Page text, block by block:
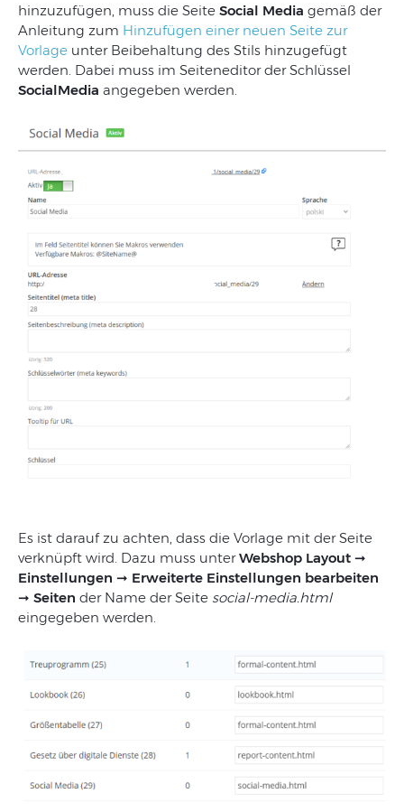
hinzuzufügen, muss die Seite Social Media gemäß der
Anleitung zum Hinzufügen einer neuen Seite zur
Vorlage unter Beibehaltung des Stils hinzugefügt
werden. Dabei muss im Seiteneditor der Schlüssel
SocialMedia angegeben werden.
Es ist darauf zu achten, dass die Vorlage mit der Seite
verknüpft wird. Dazu muss unterWebshop Layout ➞
Einstellungen ➞ Erweiterte Einstellungen bearbeiten
➞ Seiten der Name der Seite social-media.html
eingegeben werden.